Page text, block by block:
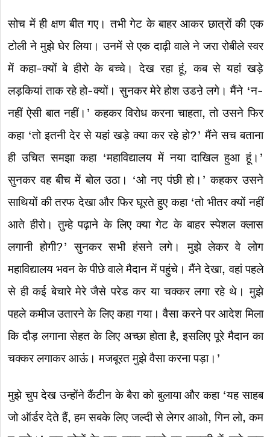
सोच में ही क्षण बीत गए। तभी गेट के बाहर आकर छात्रों की एक
टोली ने मुझे घेर लिया। उनमें से एक दाढ़ी वाले ने जरा रोबीले स्वर
में कहा-क्यों बे हीरो के बच्चे। देख रहा हूं, कब से यहां खड़े
लड़कियां ताक रहे हो-क्यों। सुनकर मेरे होश उडऩे लगे। मैंने ‘न-
नहीं ऐसी बात नहीं।’ कहकर विरोध करना चाहता, तो उसने फिर
कहा ‘तो इतनी देर से यहां खड़े क्या कर रहे हो?’ मैंने सच बताना
ही उचित समझा कहा ‘महाविद्यालय में नया दाखिल हुआ हूं।’
सुनकर वह बीच में बोल उठा। ‘ओ नए पंछी हो।’ कहकर उसने
साथियों की तरफ देखा और फिर घूरते हुए कहा ‘तो भीतर क्यों नहीं
आते हीरो। तुम्हे पढ़ाने के लिए क्या गेट के बाहर स्पेशल क्लास
लगानी होगी?’ सुनकर सभी हंसने लगे। मुझे लेकर वे लोग
महाविद्यालय भवन के पीछे वाले मैदान में पहुंचे। मैंने देखा, वहां पहले
से ही कई बेचारे मेरे जैसे परेड कर या चक्कर लगा रहे थे। मुझे
पहले कमीज उतारने के लिए कहा गया। वैसा करने पर आदेश मिला
कि दौड़ लगाना सेहत के लिए अच्छा होता है, इसलिए पूरे मैदान का
चक्कर लगाकर आऊं। मजबूरत मुझे वैसा करना पड़ा।’
मुझे चुप देख उन्होंने कैंटीन के बैरा को बुलाया और कहा ‘यह साहब
जो ऑर्डर देते हैं, हम सबके लिए जल्दी से लेगर आओ, गिन लो, कम